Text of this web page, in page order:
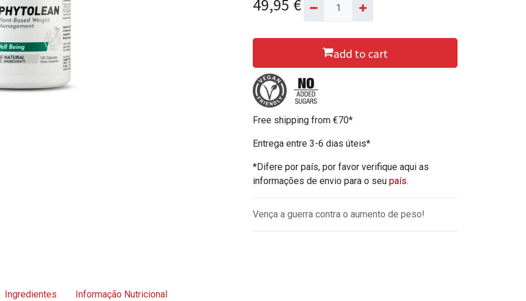
49,95 €
add to cart
Free shipping from €70*
Entrega entre 3-6 dias úteis*
*Difere por país, por favor verifique aqui as
informações de envio para o seu país.
Vença a guerra contra o aumento de peso!
Ingredientes Informação Nutricional